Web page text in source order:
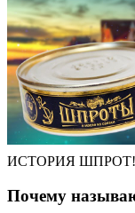
ИСТОРИЯ
Почему